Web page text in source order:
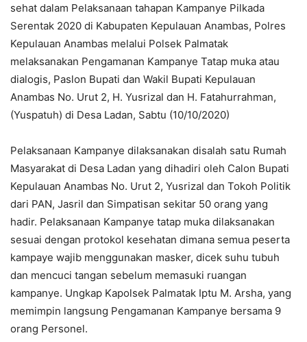
sehat dalam Pelaksanaan tahapan Kampanye Pilkada
Serentak 2020 di Kabupaten Kepulauan Anambas, Polres
Kepulauan Anambas melalui Polsek Palmatak
melaksanakan Pengamanan Kampanye Tatap muka atau
dialogis, Paslon Bupati dan Wakil Bupati Kepulauan
Anambas No. Urut 2, H. Yusrizal dan H. Fatahurrahman,
(Yuspatuh) di Desa Ladan, Sabtu (10/10/2020)
Pelaksanaan Kampanye dilaksanakan disalah satu Rumah
Masyarakat di Desa Ladan yang dihadiri oleh Calon Bupati
Kepulauan Anambas No. Urut 2, Yusrizal dan Tokoh Politik
dari PAN, Jasril dan Simpatisan sekitar 50 orang yang
hadir. Pelaksanaan Kampanye tatap muka dilaksanakan
sesuai dengan protokol kesehatan dimana semua peserta
kampaye wajib menggunakan masker, dicek suhu tubuh
dan mencuci tangan sebelum memasuki ruangan
kampanye. Ungkap Kapolsek Palmatak Iptu M. Arsha, yang
memimpin langsung Pengamanan Kampanye bersama 9
orang Personel.